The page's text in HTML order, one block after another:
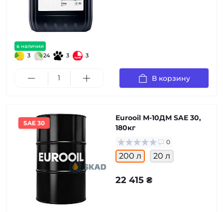
в наличии
3 24 3 3
В корзину
SAE 30
Eurooil М-10ДМ SAE 30,
180кг
0
200 л 20 л
22 415 ₴